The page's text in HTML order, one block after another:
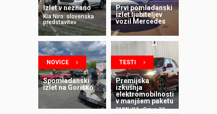
Izlet v neznano
Kia Niro: slovenska
predstavitev
Prvi pomladanski
izlet ljubiteljev
vozil Mercedes
NOVICE
Spomladanski
izlet na Goriško
TESTI
Premijska
izkušnja
elektromobilnosti
v manjšem paketu
BMW iX2 xDrive 30